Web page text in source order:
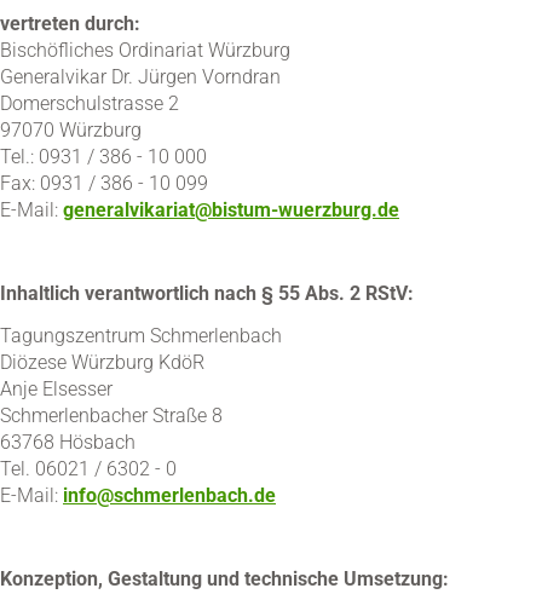
vertreten durch:
Bischöfliches Ordinariat Würzburg
Generalvikar Dr. Jürgen Vorndran
Domerschulstrasse 2
97070 Würzburg
Tel.: 0931 / 386 - 10 000
Fax: 0931 / 386 - 10 099
E-Mail: generalvikariat@bistum-wuerzburg.de
Inhaltlich verantwortlich nach § 55 Abs. 2 RStV:
Tagungszentrum Schmerlenbach
Diözese Würzburg KdöR
Anje Elsesser
Schmerlenbacher Straße 8
63768 Hösbach
Tel. 06021 / 6302 - 0
E-Mail: info@schmerlenbach.de
Konzeption, Gestaltung und technische Umsetzung: